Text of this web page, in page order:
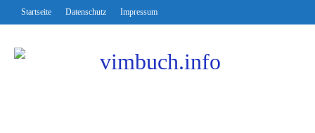
Startseite Datenschutz Impressum